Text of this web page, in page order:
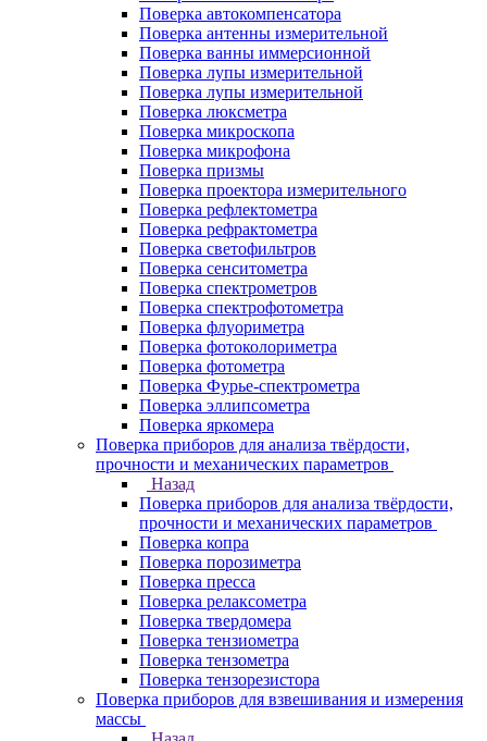
Поверка автокомпенсатора
Поверка антенны измерительной
Поверка ванны иммерсионной
Поверка лупы измерительной
Поверка лупы измерительной
Поверка люксметра
Поверка микроскопа
Поверка микрофона
Поверка призмы
Поверка проектора измерительного
Поверка рефлектометра
Поверка рефрактометра
Поверка светофильтров
Поверка сенситометра
Поверка спектрометров
Поверка спектрофотометра
Поверка флуориметра
Поверка фотоколориметра
Поверка фотометра
Поверка Фурье-спектрометра
Поверка эллипсометра
Поверка яркомера
Поверка приборов для анализа твёрдости,
прочности и механических параметров
Назад
Поверка приборов для анализа твёрдости,
прочности и механических параметров
Поверка копра
Поверка порозиметра
Поверка пресса
Поверка релаксометра
Поверка твердомера
Поверка тензиометра
Поверка тензометра
Поверка тензорезистора
Поверка приборов для взвешивания и измерения
массы